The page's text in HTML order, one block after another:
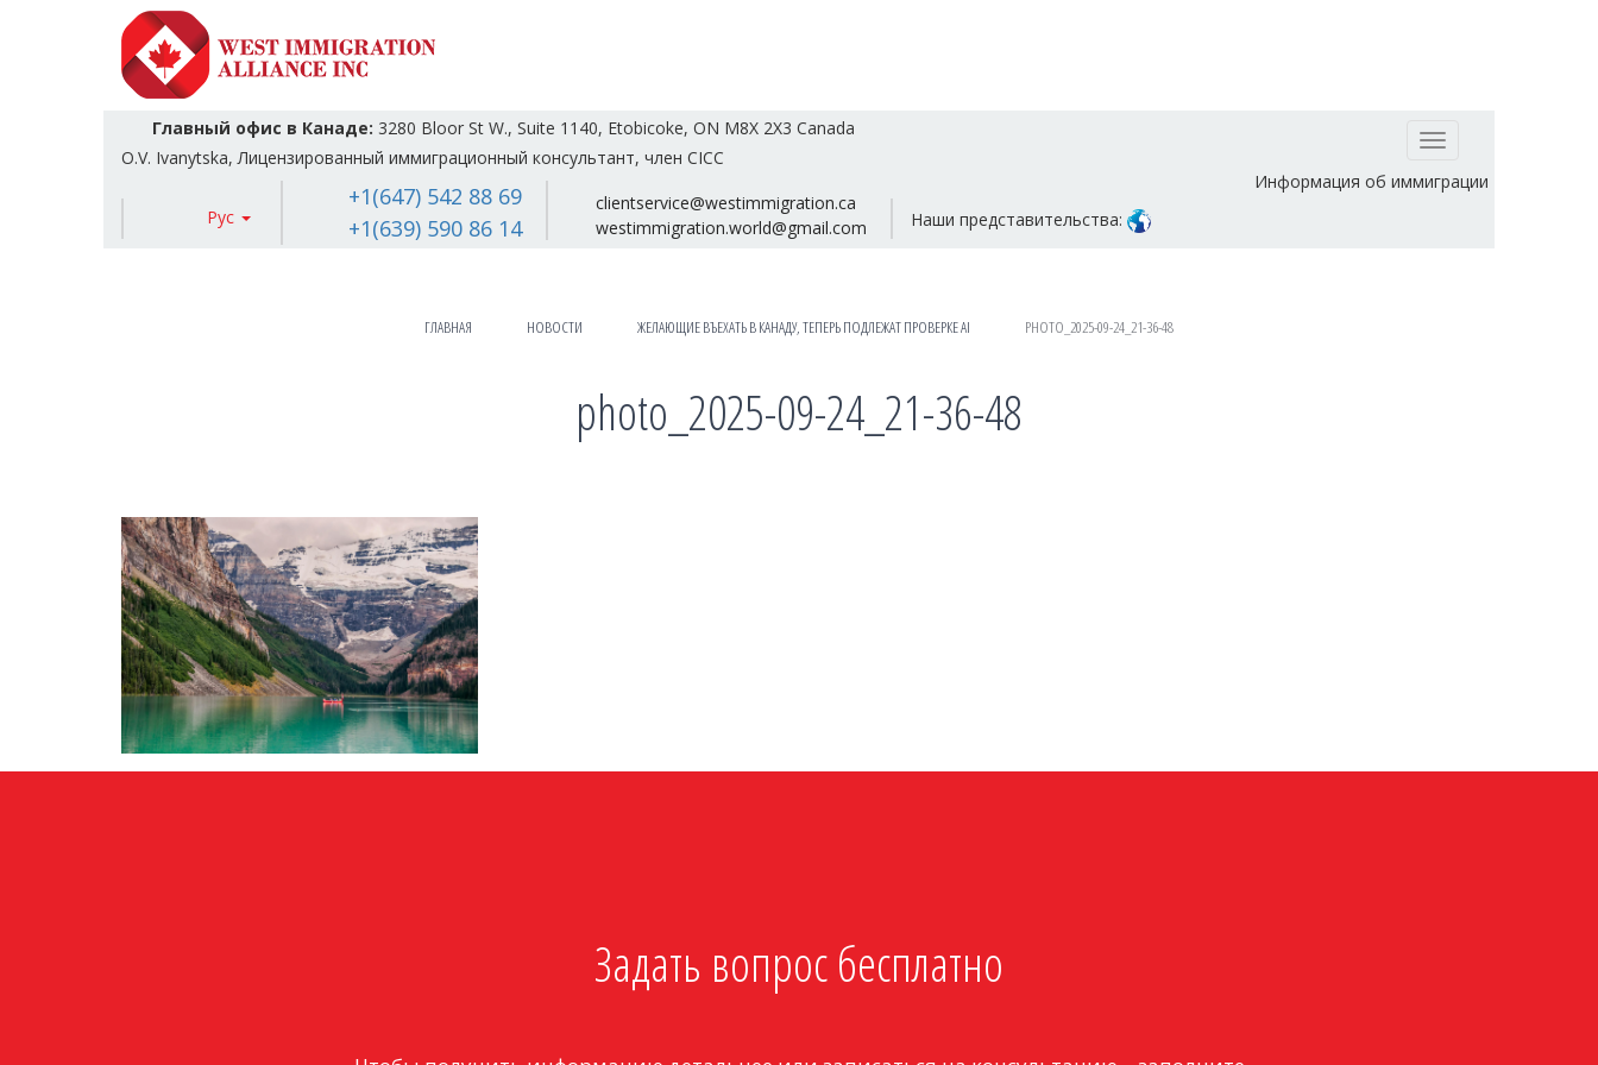
Главный офис в Канаде: 3280 Bloor St W., Suite 1140, Etobicoke, ON M8X 2X3 Canada
O.V. Ivanytska, Лицензированный иммиграционный консультант, член CICC
Toggle
Информация об иммиграции
Рус
+1(647) 542 88 69
+1(639) 590 86 14
clientservice@westimmigration.ca
westimmigration.world@gmail.com
Наши представительства:
ГЛАВНАЯ НОВОСТИ ЖЕЛАЮЩИЕ ВЪЕХАТЬ В КАНАДУ, ТЕПЕРЬ ПОДЛЕЖАТ ПРОВЕРКЕ AI PHOTO_2025-09-24_21-36-48
photo_2025-09-24_21-36-48
Задать вопрос бесплатно